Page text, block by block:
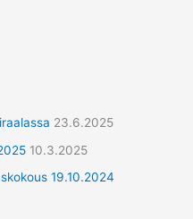
23.6.2025
10.3.2025
19.10.2024